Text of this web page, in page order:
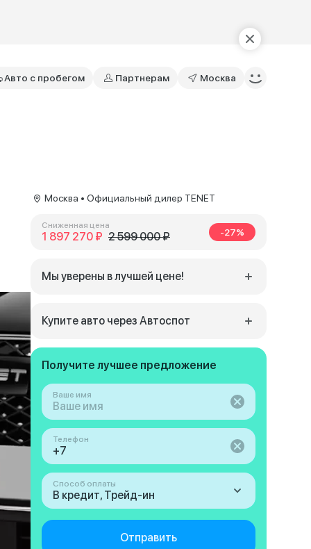
Авто с пробегом Партнерам Москва
Москва • Официальный дилер TENET
Сниженная цена
1 897 270 ₽ 2 599 000 ₽ -27%
Мы уверены в лучшей цене!
Купите авто через Автоспот
Получите лучшее предложение
Ваше имя
Телефон
Способ оплаты
В кредит, Трейд-ин
Отправить